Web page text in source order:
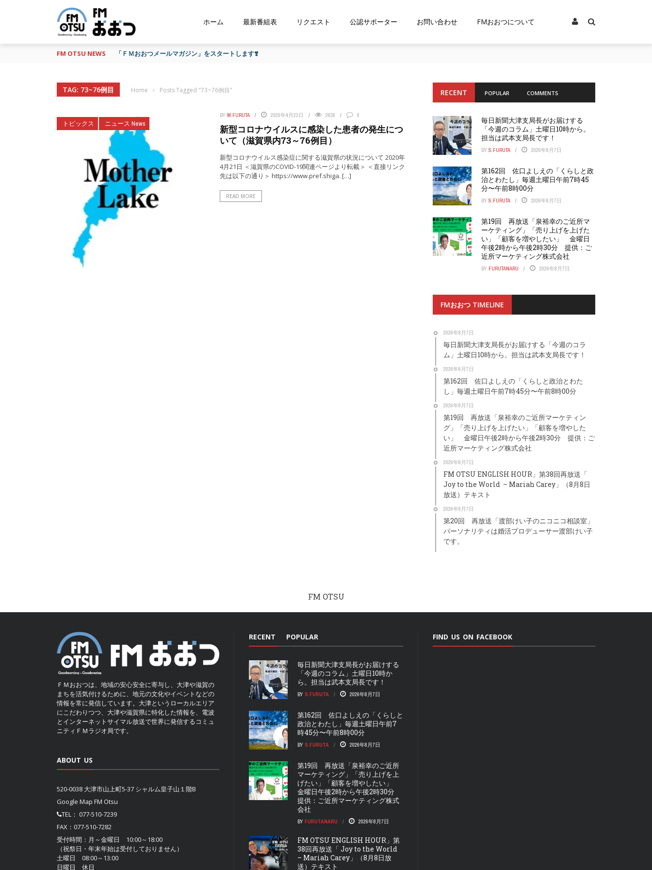
ホーム 最新番組表 リクエスト 公認サポーター お問い合わせ FMおおつについて
FM OTSU NEWS 「ＦＭおおつメールマガジン」をスタートします❣️
TAG: 73~76例目 Home › Posts Tagged "73~76例目"
トピックス ニュース News
BY M.FURUTA 2020年4月23日 2638 0
新型コロナウイルスに感染した患者の発生につ
いて（滋賀県内73～76例目）
新型コロナウイルス感染症に関する滋賀県の状況について 2020年
4月21日 ＜滋賀県のCOVID-19関連ページより転載＞ ＜直接リンク
先は以下の通り＞ https://www.pref.shiga. […]
READ MORE
RECENT POPULAR COMMENTS
毎日新聞大津支局長がお届けする
「今週のコラム」土曜日10時から。
担当は武本支局長です！
BY S.FURUTA 2026年8月7日
第162回 佐口よしえの「くらしと政
治とわたし」毎週土曜日午前7時45
分〜午前8時00分
BY S.FURUTA 2026年8月7日
第19回 再放送「泉裕幸のご近所マ
ーケティング」「売り上げを上げた
い」「顧客を増やしたい」 金曜日
午後2時から午後2時30分 提供：ご
近所マーケティング株式会社
BY FURUTANARU 2026年8月7日
FMおおつ TIMELINE
2026年8月7日
毎日新聞大津支局長がお届けする「今週のコラ
ム」土曜日10時から。担当は武本支局長です！
2026年8月7日
第162回 佐口よしえの「くらしと政治とわた
し」毎週土曜日午前7時45分〜午前8時00分
2026年8月7日
第19回 再放送「泉裕幸のご近所マーケティン
グ」「売り上げを上げたい」「顧客を増やした
い」 金曜日午後2時から午後2時30分 提供：ご
近所マーケティング株式会社
2026年8月7日
FM OTSU ENGLISH HOUR」第38回再放送「
Joy to the World – Mariah Carey」（8月8日
放送）テキスト
2026年8月7日
第20回 再放送「渡部けい子のニコニコ相談室」
パーソナリティは婚活プロデューサー渡部けい子
です。
FM OTSU
ＦＭおおつは、地域の安心安全に寄与し、大津や滋賀の
まちを活気付けるために、地元の文化やイベントなどの
情報を常に発信しています。大津というローカルエリア
にこだわりつつ、大津や滋賀県に特化した情報を、電波
とインターネットサイマル放送で世界に発信するコミュ
ニティＦＭラジオ局です。
ABOUT US
520-0038 大津市山上町5-37 シャルム皇子山１階B
Google Map FM Otsu
TEL： 077-510-7239
FAX：077-510-7282
受付時間：月～金曜日 10:00～18:00
（祝祭日・年末年始は受付しておりません）
土曜日 08:00～13:00
日曜日 休日
RECENT POPULAR
毎日新聞大津支局長がお届けする
「今週のコラム」土曜日10時か
ら。担当は武本支局長です！
BY S.FURUTA 2026年8月7日
第162回 佐口よしえの「くらしと
政治とわたし」毎週土曜日午前7
時45分〜午前8時00分
BY S.FURUTA 2026年8月7日
第19回 再放送「泉裕幸のご近所
マーケティング」「売り上げを上
げたい」「顧客を増やしたい」
金曜日午後2時から午後2時30分
提供：ご近所マーケティング株式
会社
BY FURUTANARU 2026年8月7日
FM OTSU ENGLISH HOUR」第
38回再放送「 Joy to the World
– Mariah Carey」（8月8日放
送）テキスト
FIND US ON FACEBOOK